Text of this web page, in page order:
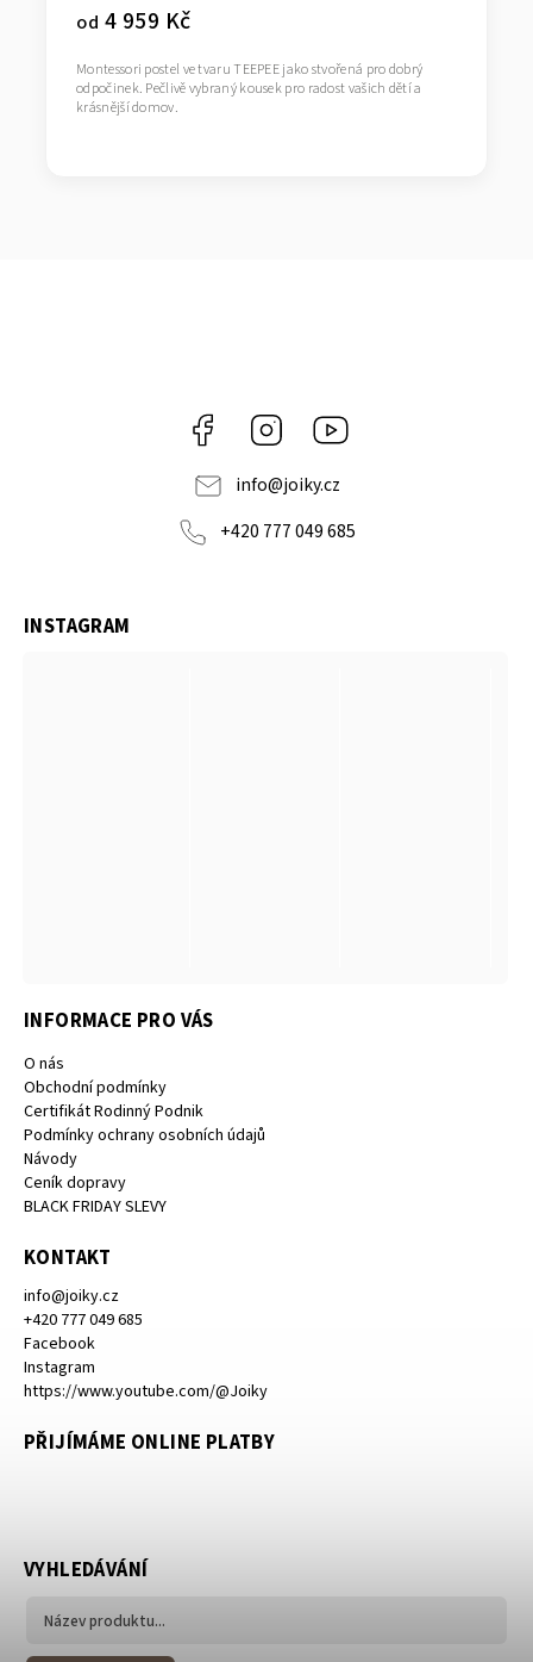
od 4 959 Kč
Montessori postel ve tvaru TEEPEE jako stvořená pro dobrý
odpočinek. Pečlivě vybraný kousek pro radost vašich dětí a
krásnější domov.
Facebook Instagram
info@joiky.cz
+420 777 049 685
INFORMACE PRO VÁS
O nás
Obchodní podmínky
Certifikát Rodinný Podnik
Podmínky ochrany osobních údajů
Návody
Ceník dopravy
BLACK FRIDAY SLEVY
KONTAKT
info@joiky.cz
+420 777 049 685
Facebook
Instagram
https://www.youtube.com/@Joiky
PŘIJÍMÁME ONLINE PLATBY
INSTAGRAM
VYHLEDÁVÁNÍ